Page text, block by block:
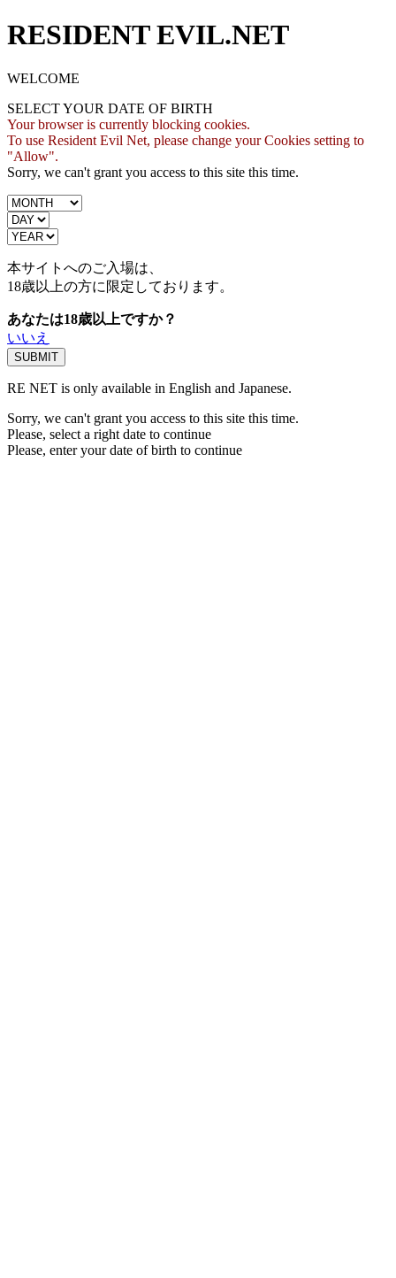
RESIDENT EVIL.NET
WELCOME
SELECT YOUR DATE OF BIRTH
Your browser is currently blocking cookies.
To use Resident Evil Net, please change your Cookies setting to
"Allow".
Sorry, we can't grant you access to this site this time.
本サイトへのご入場は、
18歳以上の方に限定しております。
あなたは18歳以上ですか？
いいえ
RE NET is only available in English and Japanese.
Sorry, we can't grant you access to this site this time.
Please, select a right date to continue
Please, enter your date of birth to continue